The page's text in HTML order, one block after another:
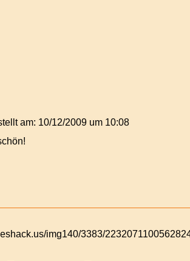
am: 10/12/2009 um 10:08